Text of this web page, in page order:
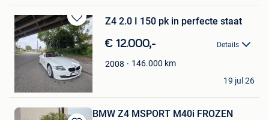
Bewaren
in
Mijn
Favorieten
Z4 2.0 I 150 pk in perfecte staat
€ 12.000,- Details
2008 146.000 km
Ste
Seraing
19 jul 26
BMW Z4 MSPORT M40i FROZEN